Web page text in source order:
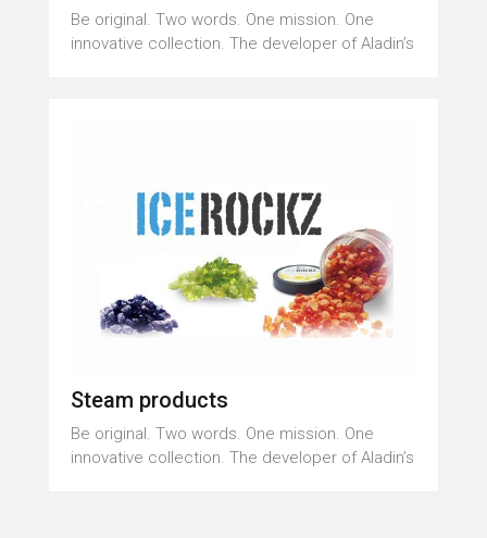
Be original. Two words. One mission. One
innovative collection. The developer of Aladin’s
Steam products
Be original. Two words. One mission. One
innovative collection. The developer of Aladin’s